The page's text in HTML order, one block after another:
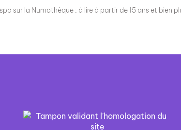
sur la Numothèque ; à lire à partir de 15 ans et bien